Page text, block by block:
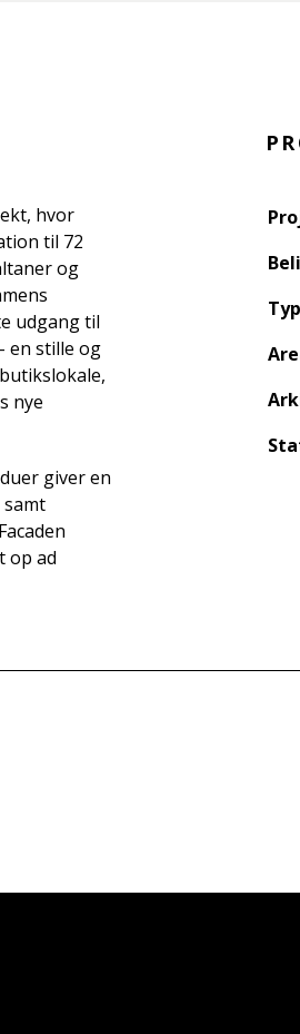
hvor
til 72
og
udgang til
en stille og
nye
giver en
op ad